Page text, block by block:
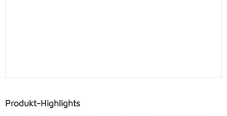
Produkt-Highlights